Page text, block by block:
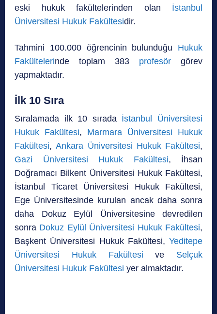
eski hukuk fakültelerinden olan İstanbul
Üniversitesi Hukuk Fakültesidir.
Tahmini 100.000 öğrencinin bulunduğu Hukuk
Fakültelerinde toplam 383 profesör görev
yapmaktadır.
İlk 10 Sıra
Sıralamada ilk 10 sırada İstanbul Üniversitesi
Hukuk Fakültesi, Marmara Üniversitesi Hukuk
Fakültesi,Ankara Üniversitesi Hukuk Fakültesi,
Gazi Üniversitesi Hukuk Fakültesi, İhsan
Doğramacı Bilkent Üniversitesi Hukuk Fakültesi,
İstanbul Ticaret Üniversitesi Hukuk Fakültesi,
Ege Üniversitesinde kurulan ancak daha sonra
daha Dokuz Eylül Üniversitesine devredilen
sonra Dokuz Eylül Üniversitesi Hukuk Fakültesi,
Başkent Üniversitesi Hukuk Fakültesi, Yeditepe
Üniversitesi Hukuk Fakültesi ve Selçuk
Üniversitesi Hukuk Fakültesi yer almaktadır.